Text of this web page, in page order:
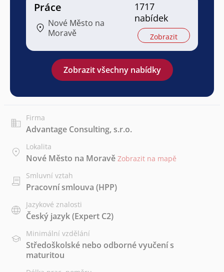
Práce
Nové Město na
Moravě
1717
nabídek
Zobrazit
Zobrazit všechny nabídky
Firma
Advantage Consulting, s.r.o.
Lokalita
Nové Město na Moravě Zobrazit na mapě
Smluvní vztah
Pracovní smlouva (HPP)
Jazykové znalosti
Český jazyk(Expert C2)
Minimální vzdělání
Středoškolské nebo odborné vyučení s
maturitou